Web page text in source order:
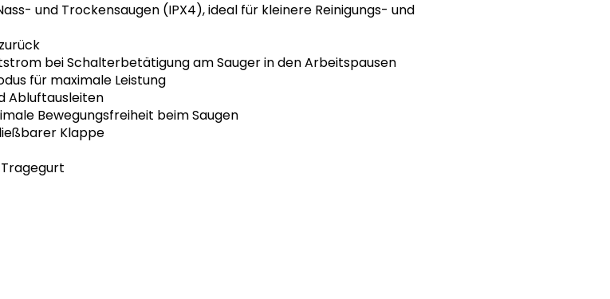
und Trockensaugen (IPX4), ideal für kleinere Reinigungs- und
bei Schalterbetätigung am Sauger in den Arbeitspausen
für maximale Leistung
Abluftausleiten
Bewegungsfreiheit beim Saugen
Klappe